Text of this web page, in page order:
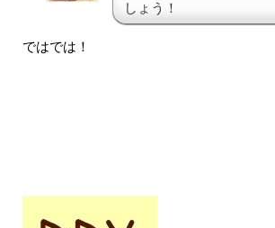
しょう！
ではでは！